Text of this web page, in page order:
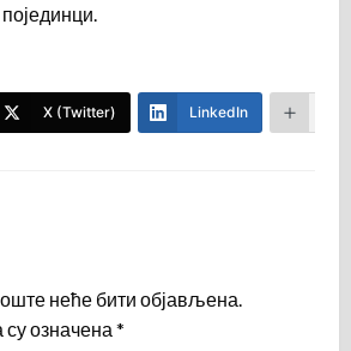
X (Twitter) LinkedIn
неће бити објављена.
означена *